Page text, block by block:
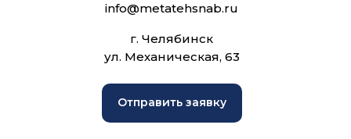
info@metatehsnab.ru
г. Челябинск
ул. Механическая, 63
Отправить заявку